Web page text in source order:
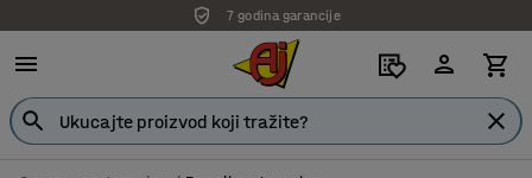
7 godina garancije